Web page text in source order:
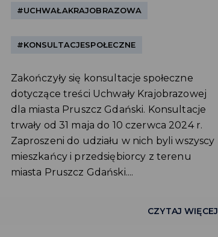
#UCHWAŁAKRAJOBRAZOWA
#KONSULTACJESPOŁECZNE
Zakończyły się konsultacje społeczne
dotyczące treści Uchwały Krajobrazowej
dla miasta Pruszcz Gdański. Konsultacje
trwały od 31 maja do 10 czerwca 2024 r.
Zaproszeni do udziału w nich byli wszyscy
mieszkańcy i przedsiębiorcy z terenu
miasta Pruszcz Gdański....
CZYTAJ WIĘCEJ